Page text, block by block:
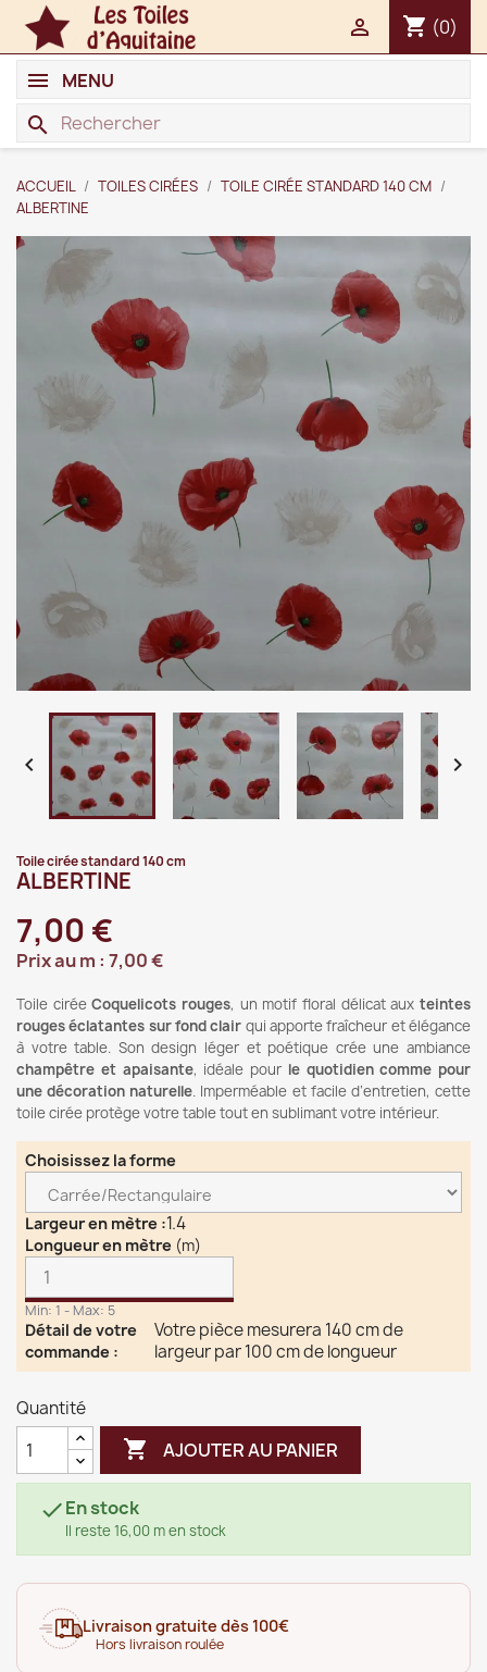
shopping_cart (0)

search
MENU
ACCUEIL TOILES CIRÉES
TOILE CIRÉE STANDARD 140 CM
ALBERTINE
 
Toile cirée standard 140 cm
ALBERTINE
7,00 €
Prix au m : 7,00 €
Toile ciréeCoquelicots rouges, un motif floral délicat auxteintes
rouges éclatantes sur fond clair qui apporte fraîcheur et élégance
à votre table. Son design léger et poétique crée une ambiance
champêtre et apaisante, idéale pour le quotidien comme pour
une décoration naturelle. Imperméable et facile d’entretien, cette
toile cirée protège votre table tout en sublimant votre intérieur.
Choisissez la forme
Largeur en mètre :1.4
Longueur en mètre (m)
Min: 1 - Max: 5
Détail de votre
commande :
Votre pièce mesurera 140 cm de
largeur par 100 cm de longueur
Quantité
 AJOUTER AU PANIER
En stock
Il reste 16,00 m en stock
Livraison gratuite dès 100€
Hors livraison roulée